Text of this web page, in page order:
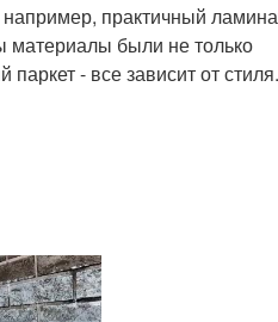
практичный
материалы были не только
- все зависит от стиля.